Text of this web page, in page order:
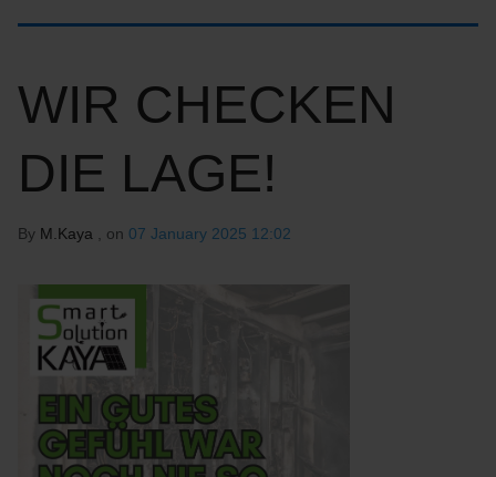
WIR CHECKEN
DIE LAGE!
By M.Kaya , on 07 January 2025 12:02